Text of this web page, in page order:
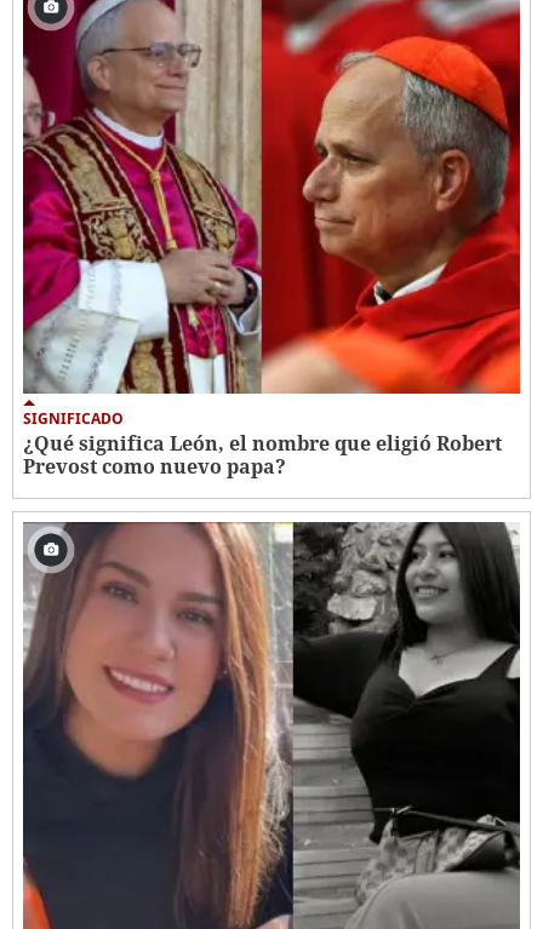
SIGNIFICADO
¿Qué significa León, el nombre que eligió Robert
Prevost como nuevo papa?